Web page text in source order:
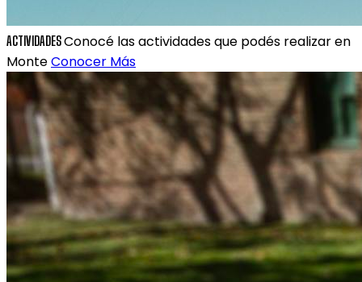
ACTIVIDADESConocé las actividades que podés realizar en
MonteConocer Más